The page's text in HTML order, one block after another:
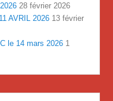
28 février 2026
AVRIL 2026 13 février
le 14 mars 2026 1